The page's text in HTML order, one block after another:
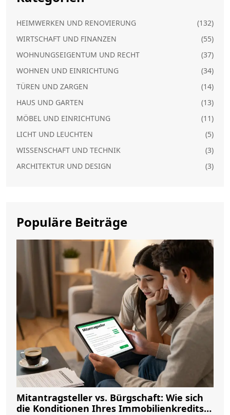
HEIMWERKEN UND RENOVIERUNG
(132)
WIRTSCHAFT UND FINANZEN
(55)
WOHNUNGSEIGENTUM UND RECHT
(37)
WOHNEN UND EINRICHTUNG
(34)
TÜREN UND ZARGEN
(14)
HAUS UND GARTEN
(13)
MÖBEL UND EINRICHTUNG
(11)
LICHT UND LEUCHTEN
(5)
WISSENSCHAFT UND TECHNIK
(3)
ARCHITEKTUR UND DESIGN
(3)
Populäre Beiträge
Mitantragsteller vs. Bürgschaft: Wie sich
die Konditionen Ihres Immobilienkredits